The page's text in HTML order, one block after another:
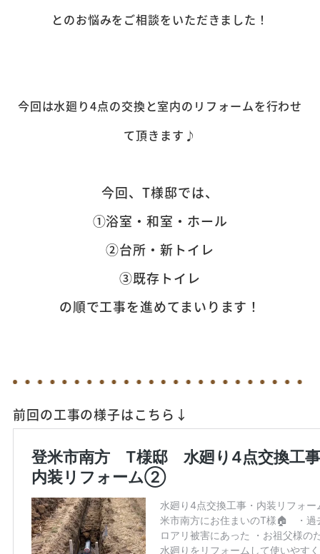
とのお悩みをご相談をいただきました！
今回は水廻り4点の交換と室内のリフォームを行わせ
て頂きます♪
今回、T様邸では、
①浴室・和室・ホール
②台所・新トイレ
③既存トイレ
の順で工事を進めてまいります！
前回の工事の様子はこちら↓